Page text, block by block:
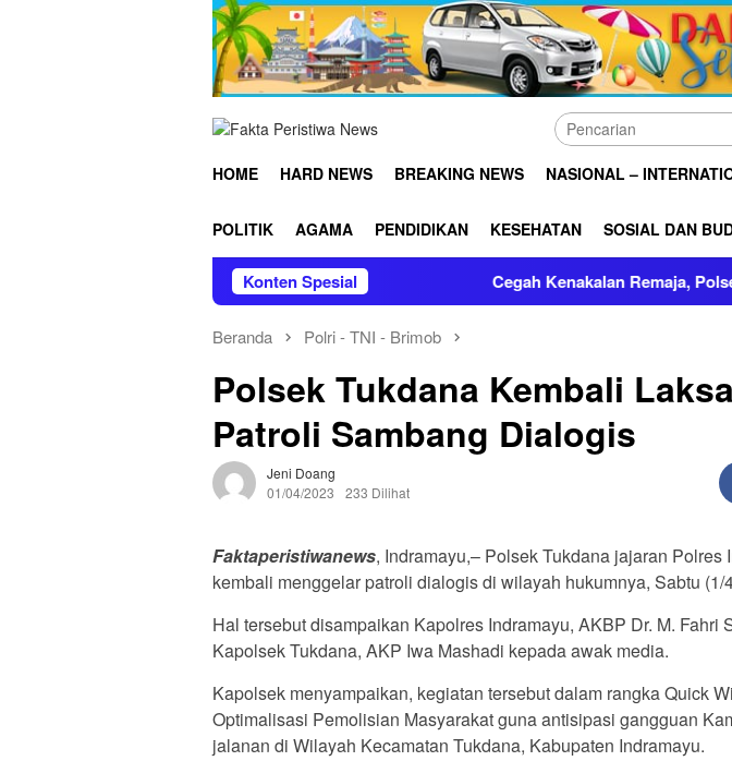
HOME HARD NEWS BREAKING NEWS NASIONAL –
POLITIK AGAMA PENDIDIKAN KESEHATAN SOSIAL DAN
Konten Spesial Cegah Kenakalan Remaja, Polsek Patrol
Beranda Polri - TNI - Brimob
Polsek Tukdana Kembali
Patroli Sambang Dialogis
Jeni Doang
01/04/2023
233 Dilihat
Faktaperistiwanews, Indramayu,– Polsek Tukdana jajaran Polres
kembali menggelar patroli dialogis di wilayah hukumnya, Sabtu (1/
Hal tersebut disampaikan Kapolres Indramayu, AKBP Dr. M. Fahri
Kapolsek Tukdana, AKP Iwa Mashadi kepada awak media.
Kapolsek menyampaikan, kegiatan tersebut dalam rangka Quick
Optimalisasi Pemolisian Masyarakat guna antisipasi gangguan
jalanan di Wilayah Kecamatan Tukdana, Kabupaten Indramayu.